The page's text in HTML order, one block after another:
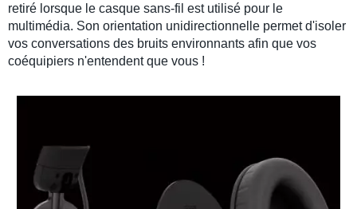
retiré lorsque le casque sans-fil est utilisé pour le
multimédia. Son orientation unidirectionnelle permet d'isoler
vos conversations des bruits environnants afin que vos
coéquipiers n'entendent que vous !